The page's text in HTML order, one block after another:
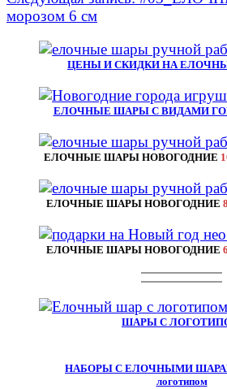
морозом 6 см
ЦЕНЫ И СКИДКИ НА
ЕЛОЧНЫЕ ШАРЫ С ВИДАМИ
ЕЛОЧНЫЕ ШАРЫ НОВОГОДНИЕ
ЕЛОЧНЫЕ ШАРЫ НОВОГОДНИЕ
ЕЛОЧНЫЕ ШАРЫ НОВОГОДНИЕ
ШАРЫ С
НАБОРЫ С ЕЛОЧНЫМИ
логотипом